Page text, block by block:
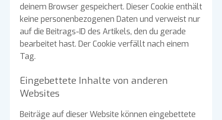
deinem Browser gespeichert. Dieser Cookie enthält
keine personenbezogenen Daten und verweist nur
auf die Beitrags-ID des Artikels, den du gerade
bearbeitet hast. Der Cookie verfällt nach einem
Tag.
Eingebettete Inhalte von anderen
Websites
Beiträge auf dieser Website können eingebettete